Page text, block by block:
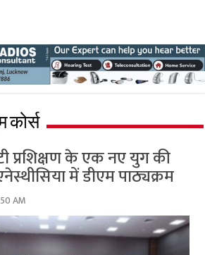
कोर्स
प्रशिक्षण के एक नए युग की
में डीएम पाठ्यक्रम
AM